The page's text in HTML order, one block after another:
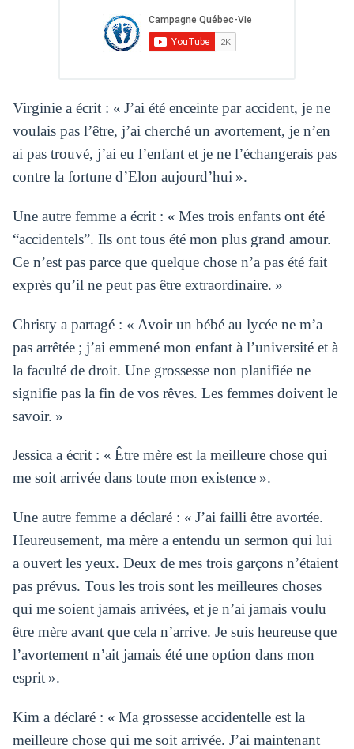
Virginie a écrit : « J’ai été enceinte par accident, je ne
voulais pas l’être, j’ai cherché un avortement, je n’en
ai pas trouvé, j’ai eu l’enfant et je ne l’échangerais pas
contre la fortune d’Elon aujourd’hui ».
Une autre femme a écrit : « Mes trois enfants ont été
“accidentels”. Ils ont tous été mon plus grand amour.
Ce n’est pas parce que quelque chose n’a pas été fait
exprès qu’il ne peut pas être extraordinaire. »
Christy a partagé : « Avoir un bébé au lycée ne m’a
pas arrêtée ; j’ai emmené mon enfant à l’université et à
la faculté de droit. Une grossesse non planifiée ne
signifie pas la fin de vos rêves. Les femmes doivent le
savoir. »
Jessica a écrit : « Être mère est la meilleure chose qui
me soit arrivée dans toute mon existence ».
Une autre femme a déclaré : « J’ai failli être avortée.
Heureusement, ma mère a entendu un sermon qui lui
a ouvert les yeux. Deux de mes trois garçons n’étaient
pas prévus. Tous les trois sont les meilleures choses
qui me soient jamais arrivées, et je n’ai jamais voulu
être mère avant que cela n’arrive. Je suis heureuse que
l’avortement n’ait jamais été une option dans mon
esprit ».
Kim a déclaré : « Ma grossesse accidentelle est la
meilleure chose qui me soit arrivée. J’ai maintenant